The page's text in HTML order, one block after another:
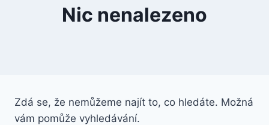
Nic nenalezeno
Zdá se, že nemůžeme najít to, co hledáte. Možná
vám pomůže vyhledávání.